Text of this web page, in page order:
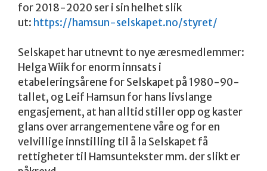
for 2018-2020 ser i sin helhet slik
ut: https://hamsun-selskapet.no/styret/
Selskapet har utnevnt to nye æresmedlemmer:
Helga Wiik for enorm innsats i
etabeleringsårene for Selskapet på 1980-90-
tallet, og Leif Hamsun for hans livslange
engasjement, at han alltid stiller opp og kaster
glans over arrangementene våre og for en
velvillige innstilling til å la Selskapet få
rettigheter til Hamsuntekster mm. der slikt er